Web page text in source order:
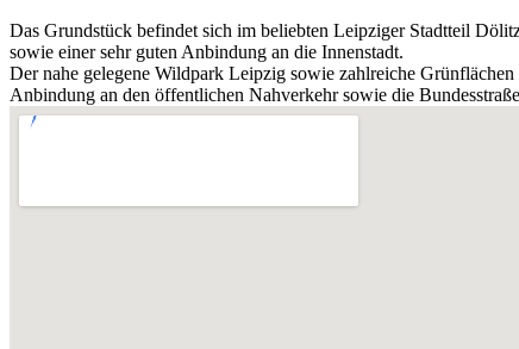
Das Grundstück befindet sich im beliebten Leipziger Stadtteil
sowie einer sehr guten Anbindung an die Innenstadt.
Der nahe gelegene Wildpark Leipzig sowie zahlreiche
Anbindung an den öffentlichen Nahverkehr sowie die